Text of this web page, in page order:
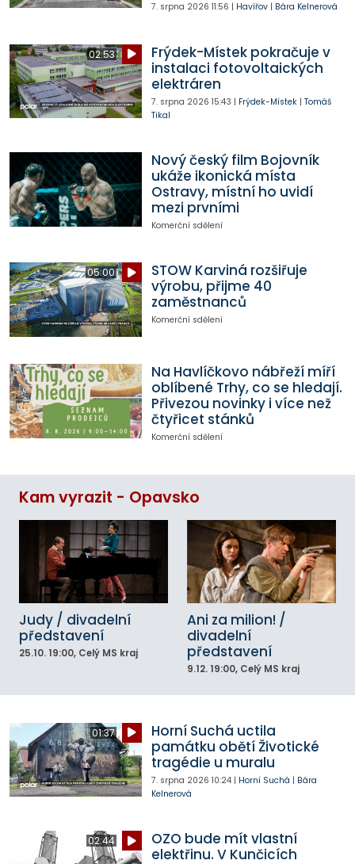
7. srpna 2026 11:56 | Havířov| Bára Kelnerová
02:53
Frýdek-Místek pokračuje v
instalaci fotovoltaických
elektráren
7. srpna 2026 15:43 | Frýdek-Místek| Tomáš
Tikal
Nový český film Bojovník
ukáže ikonická místa
Ostravy, místní ho uvidí
mezi prvními
Komerční sdělení
05:00
STOW Karviná rozšiřuje
výrobu, přijme 40
zaměstnanců
Komerční sdělení
Na Havlíčkovo nábřeží míří
oblíbené Trhy, co se hledají.
Přivezou novinky i více než
čtyřicet stánků
Komerční sdělení
Kam vyrazit - Opavsko
Judy / divadelní
představení
25.10. 19:00, Celý MS kraj
Ani za milion! /
divadelní
představení
9.12. 19:00, Celý MS kraj
01:37
Horní Suchá uctila
památku obětí Životické
tragédie u muralu
7. srpna 2026 10:24| Horní Suchá | Bára
Kelnerová
02:44
OZO bude mít vlastní
elektřinu. V Kunčicích